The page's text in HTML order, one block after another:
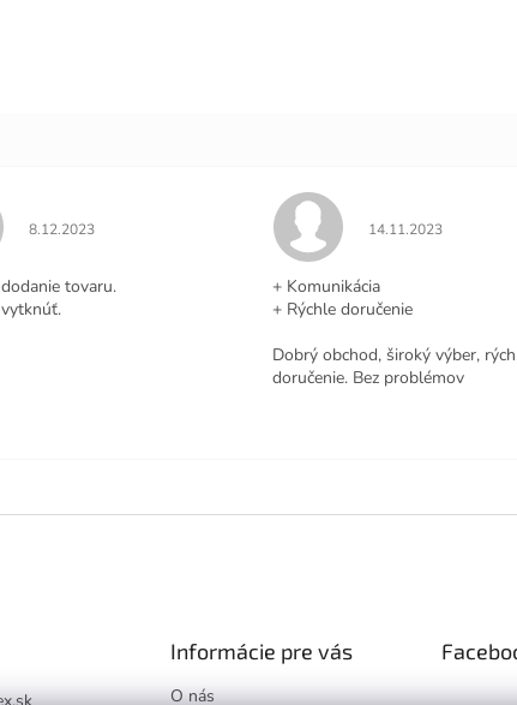
Hodnotenie obchodu je 5 z 5 hviezdičiek.
8.12.2023
tovaru.
Hodnotenie
14.11.2023
+ Komunikácia
+ Rýchle doručenie
Dobrý obchod, široký výber,
doručenie. Bez problémov
Informácie pre vás
O nás